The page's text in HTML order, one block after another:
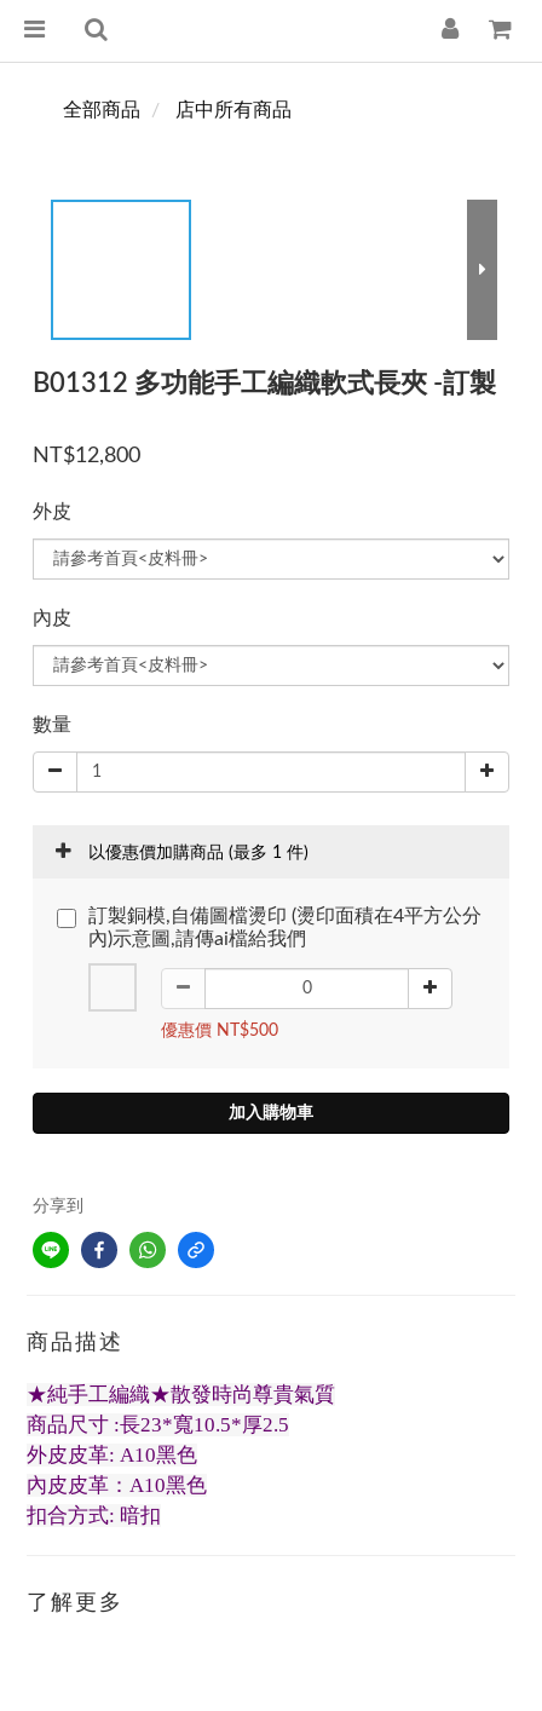
全部商品 店中所有商品
B01312 多功能手工編織軟式長夾 -訂製
NT$12,800
外皮
內皮
數量
以優惠價加購商品 (最多 1 件)
訂製銅模,自備圖檔燙印 (燙印面積在4平方公分
內)示意圖,請傳ai檔給我們
優惠價 NT$500
加入購物車
分享到
商品描述
★純手工編織★散發時尚尊貴氣質
商品尺寸 :長23*寬10.5*厚2.5
外皮皮革: A10黑色
內皮皮革：A10黑色
扣合方式: 暗扣
了解更多